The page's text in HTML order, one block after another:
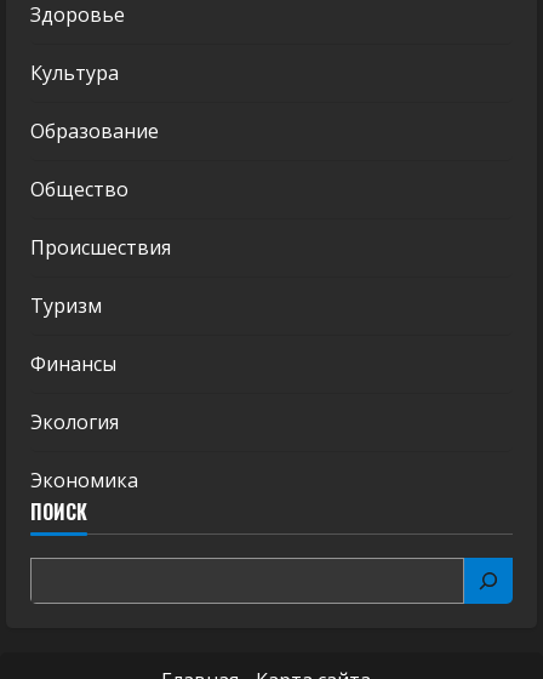
Здоровье
Культура
Образование
Общество
Происшествия
Туризм
Финансы
Экология
Экономика
ПОИСК